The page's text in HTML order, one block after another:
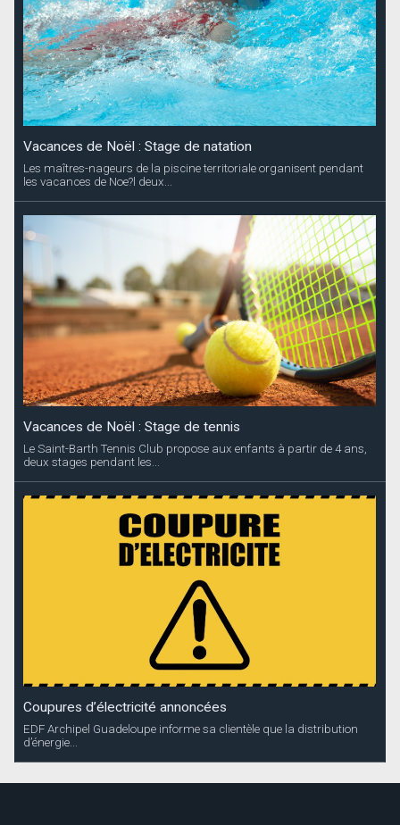
Vacances de Noël : Stage de natation
Les maîtres-nageurs de la piscine territoriale organisent pendant
les vacances de Noe?l deux...
Vacances de Noël : Stage de tennis
Le Saint-Barth Tennis Club propose aux enfants à partir de 4 ans,
deux stages pendant les...
Coupures d’électricité annoncées
EDF Archipel Guadeloupe informe sa clientèle que la distribution
d’énergie...